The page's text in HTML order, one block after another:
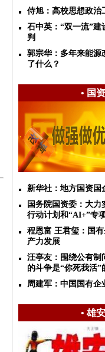
侍旭：高校思想政治
石中英：“双一流”
判
郭宗华：多年来能源
了什么？
• 国
新华社：地方国资国
国务院国资委：大力
行动计划和“AI+”专
程恩富 王君玺：国
产力发展
汪亭友：围绕公有制
的斗争是“你死我活”
周建军：中国国有企
• 雄